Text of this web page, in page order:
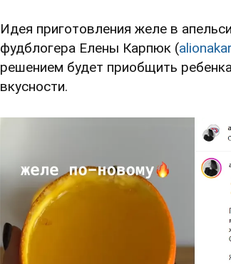
Идея приготовления желе в
фудблогера Елены Карпюк (
решением будет приобщить
вкусности.